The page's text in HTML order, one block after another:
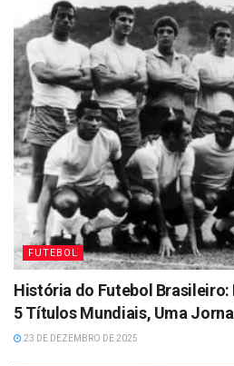
FUTEBOL
História do Futebol Brasileiro:
5 Títulos Mundiais, Uma
23 DE DEZEMBRO DE 2025